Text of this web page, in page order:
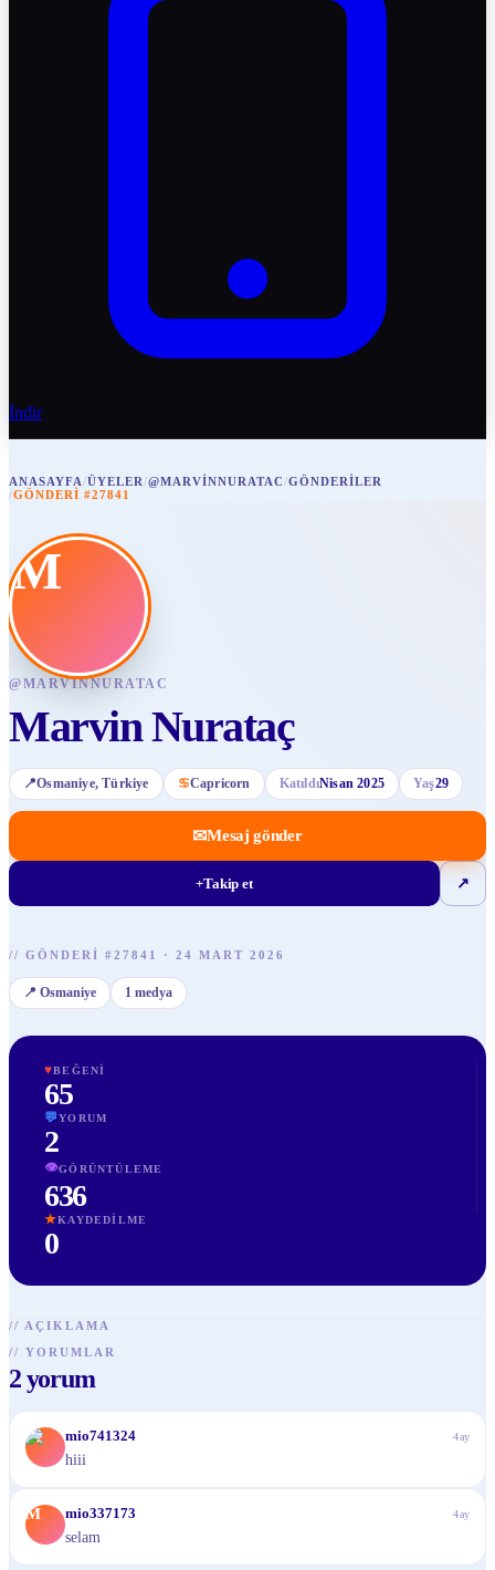
İndir
ANASAYFA/ÜYELER/@MARVINNURATAC/GÖNDERILER
/GÖNDERI #27841
M
@MARVINNURATAC
Marvin Nurataç
📍Osmaniye, Türkiye ♋Capricorn KatıldıNisan 2025 Yaş29
✉Mesaj gönder
+Takip et ↗
// GÖNDERI #27841 · 24 MART 2026
📍 Osmaniye 1 medya
♥BEĞENI
65
💬YORUM
2
👁GÖRÜNTÜLEME
636
★KAYDEDILME
0
// AÇIKLAMA
// YORUMLAR
2yorum
M mio741324 4ay
hiii
M mio337173 4ay
selam